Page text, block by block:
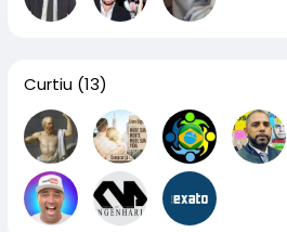
Curtiu (13)